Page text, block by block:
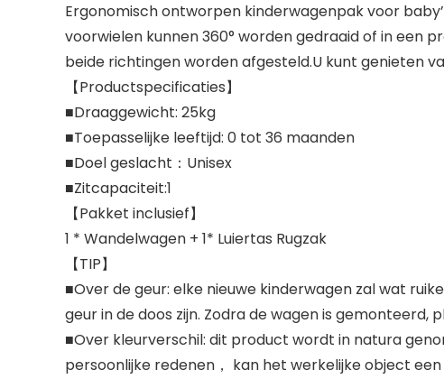
Ergonomisch ontworpen kinderwagenpak voor
voorwielen kunnen 360° worden gedraaid of in een
beide richtingen worden afgesteld.U kunt genieten
【Productspecificaties】
■Draaggewicht: 25kg
■Toepasselijke leeftijd: 0 tot 36 maanden
■Doel geslacht：Unisex
■Zitcapaciteit:1
【Pakket inclusief】
1 * Wandelwagen + 1* Luiertas Rugzak
【TIP】
■Over de geur: elke nieuwe kinderwagen zal wat
geur in de doos zijn. Zodra de wagen is
■Over kleurverschil: dit product wordt in natura
persoonlijke redenen， kan het werkelijke object